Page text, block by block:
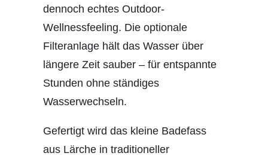
dennoch echtes Outdoor-
Wellnessfeeling. Die optionale
Filteranlage hält das Wasser über
längere Zeit sauber – für entspannte
Stunden ohne ständiges
Wasserwechseln.
Gefertigt wird das kleine Badefass
aus Lärche in traditioneller